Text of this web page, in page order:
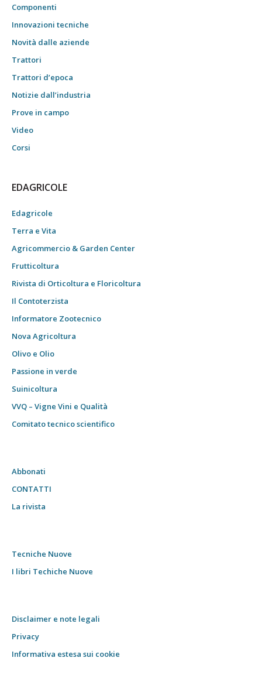
Componenti
Innovazioni tecniche
Novità dalle aziende
Trattori
Trattori d’epoca
Notizie dall’industria
Prove in campo
Video
Corsi
EDAGRICOLE
Edagricole
Terra e Vita
Agricommercio & Garden Center
Frutticoltura
Rivista di Orticoltura e Floricoltura
Il Contoterzista
Informatore Zootecnico
Nova Agricoltura
Olivo e Olio
Passione in verde
Suinicoltura
VVQ – Vigne Vini e Qualità
Comitato tecnico scientifico
Abbonati
CONTATTI
La rivista
Tecniche Nuove
I libri Techiche Nuove
Disclaimer e note legali
Privacy
Informativa estesa sui cookie